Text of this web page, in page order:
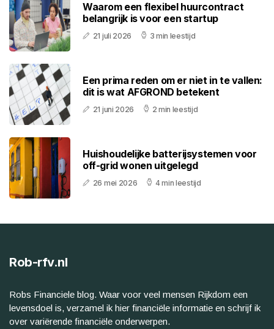
Waarom een flexibel huurcontract
belangrijk is voor een startup
21 juli 2026 3 min leestijd
Een prima reden om er niet in te vallen:
dit is wat AFGROND betekent
21 juni 2026 2 min leestijd
Huishoudelijke batterijsystemen voor
off-grid wonen uitgelegd
26 mei 2026 4 min leestijd
Rob-rfv.nl
Robs Financiele blog. Waar voor veel mensen Rijkdom een
levensdoel is, verzamel ik hier financiële informatie en schrijf ik
over variërende financiële onderwerpen.